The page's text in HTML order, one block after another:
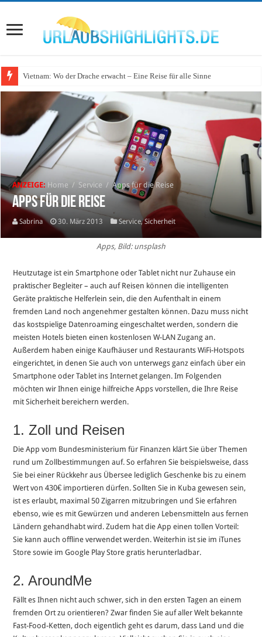
Vietnam: Wo der Drache erwacht – Eine Reise für alle Sinne
ANZEIGE: Home / Service / Apps für die Reise
Apps für die Reise
Sabrina 30. März 2013 Service,Sicherheit
Apps, Bild: unsplash
Heutzutage ist ein Smartphone oder Tablet nicht nur Zuhause ein
praktischer Begleiter – auch auf Reisen können die intelligenten
Geräte praktische Helferlein sein, die den Aufenthalt in einem
fremden Land noch angenehmer gestalten können. Dazu muss nicht
das kostspielige Datenroaming eingeschaltet werden, sondern die
meisten Hotels bieten einen kostenlosen W-LAN Zugang an.
Außerdem haben einige Kaufhäuser und Restaurants WiFi-Hotspots
eingerichtet, in denen Sie auch von unterwegs ganz einfach über ein
Smartphone oder Tablet ins Internet gelangen. Im Folgenden
möchten wir Ihnen einige hilfreiche Apps vorstellen, die Ihre Reise
mit Sicherheit bereichern werden.
1. Zoll und Reisen
Die App vom Bundesministerium für Finanzen klärt Sie über Themen
rund um Zollbestimmungen auf. So erfahren Sie beispielsweise, dass
Sie bei einer Rückkehr aus Übersee lediglich Geschenke bis zu einem
Wert von 430€ importieren dürfen. Sollten Sie in Kuba gewesen sein,
ist es erlaubt, maximal 50 Zigarren mitzubringen und Sie erfahren
ebenso, wie es mit Gewürzen und anderen Lebensmitteln aus fernen
Ländern gehandhabt wird. Zudem hat die App einen tollen Vorteil:
Sie kann auch offline verwendet werden. Weiterhin ist sie im iTunes
Store sowie im Google Play Store gratis herunterladbar.
2. AroundMe
Fällt es Ihnen nicht auch schwer, sich in den ersten Tagen an einem
fremden Ort zu orientieren? Zwar finden Sie auf aller Welt bekannte
Fast-Food-Ketten, doch eigentlich geht es darum, dass Land und die